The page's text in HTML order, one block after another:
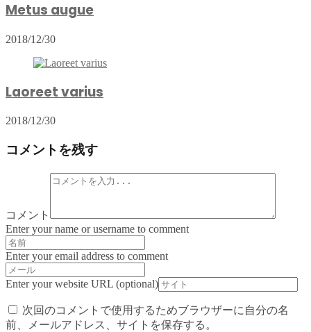
Metus augue
2018/12/30
Laoreet varius
2018/12/30
コメントを残す
コメント
Enter your name or username to comment
Enter your email address to comment
Enter your website URL (optional)
次回のコメントで使用するためブラウザーに自分の名
前、メールアドレス、サイトを保存する。